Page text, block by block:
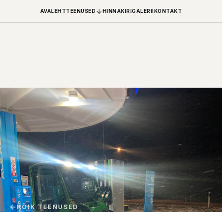
AVALEHTTEENUSED HINNAKIRIGALERIIKONTAKT
KÕIK TEENUSED